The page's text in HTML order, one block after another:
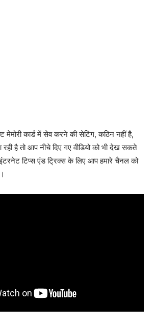
मेमोरी कार्ड में सेव करने की सेटिंग, कठिन नहीं है,
है तो आप नीचे दिए गए वीडियो को भी देख सकते
टिप्स एंड ट्रिक्स के लिए आप हमारे चैनल को